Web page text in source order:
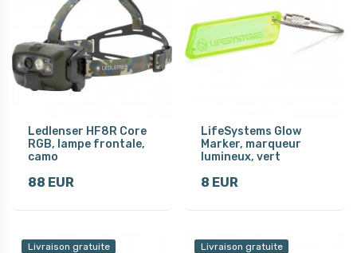
Ledlenser HF8R Core
RGB, lampe frontale,
camo
88 EUR
LifeSystems Glow
Marker, marqueur
lumineux, vert
8 EUR
Livraison gratuite Livraison gratuite